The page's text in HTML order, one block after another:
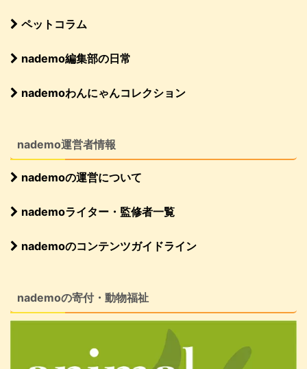
ペットコラム
nademo編集部の日常
nademoわんにゃんコレクション
nademo運営者情報
nademoの運営について
nademoライター・監修者一覧
nademoのコンテンツガイドライン
nademoの寄付・動物福祉